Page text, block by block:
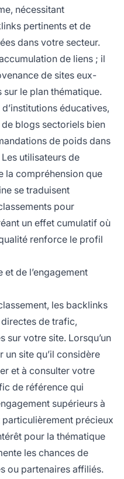
nécessitant
pertinents et de
dans votre secteur.
de liens ; il
de sites eux-
sur le plan thématique.
éducatives,
blogs sectoriels bien
de poids dans
utilisateurs de
la compréhension que
se traduisent
pour
un effet cumulatif où
renforce le profil
de l’engagement
les backlinks
de trafic,
sur votre site. Lorsqu’un
un site qu’il considère
et à consulter votre
de référence qui
supérieurs à
particulièrement précieux
pour la thématique
les chances de
ou partenaires affiliés.